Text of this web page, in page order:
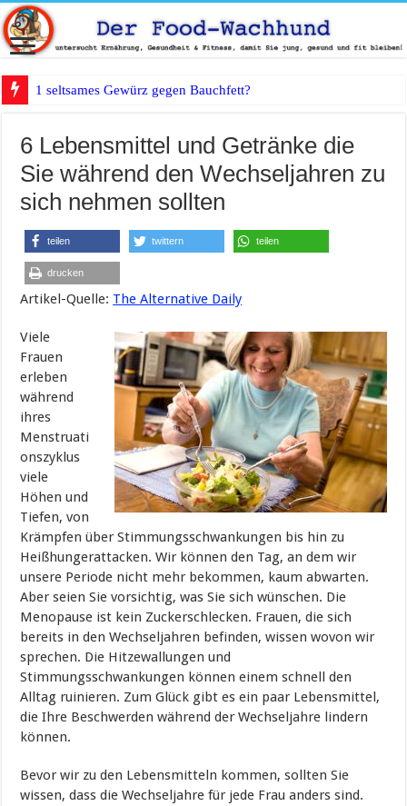
1 seltsames Gewürz gegen Bauchfett?
6 Lebensmittel und Getränke die
Sie während den Wechseljahren zu
sich nehmen sollten
teilen twittern teilen
drucken
Artikel-Quelle: The Alternative Daily
Viele
Frauen
erleben
während
ihres
Menstruati
onszyklus
viele
Höhen und
Tiefen, von
Krämpfen über Stimmungsschwankungen bis hin zu
Heißhungerattacken. Wir können den Tag, an dem wir
unsere Periode nicht mehr bekommen, kaum abwarten.
Aber seien Sie vorsichtig, was Sie sich wünschen. Die
Menopause ist kein Zuckerschlecken. Frauen, die sich
bereits in den Wechseljahren befinden, wissen wovon wir
sprechen. Die Hitzewallungen und
Stimmungsschwankungen können einem schnell den
Alltag ruinieren. Zum Glück gibt es ein paar Lebensmittel,
die Ihre Beschwerden während der Wechseljahre lindern
können.
Bevor wir zu den Lebensmitteln kommen, sollten Sie
wissen, dass die Wechseljahre für jede Frau anders sind.